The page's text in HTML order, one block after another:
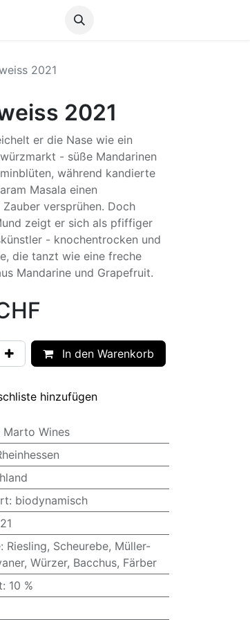
2021
2021
er die Nase wie ein
- süße Mandarinen
während kandierte
Masala einen
versprühen. Doch
zeigt er sich als pfiffiger
- knochentrocken und
die tanzt wie eine freche
Mandarine und Grapefruit.
In den Warenkorb
hinzufügen
Marto Wines
: biodynamisch
: Riesling, Scheurebe, Müller-
, Würzer, Bacchus, Färber
: 10 %